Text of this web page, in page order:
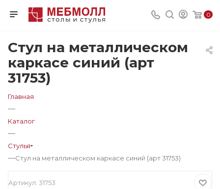
0
Стул на металлическом
каркасе синий (арт
31753)
Главная
—
Каталог
—
Стулья
—Стул на металлическом каркасе синий (арт 31753)
Артикул: 31753